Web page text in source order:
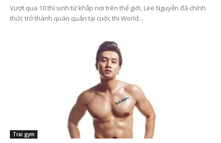
Vượt qua 10 thí sinh từ khắp nơi trên thế giới, Lee Nguyễn đã chính
thức trở thành quán quân tại cuộc thi World...
Trai gym